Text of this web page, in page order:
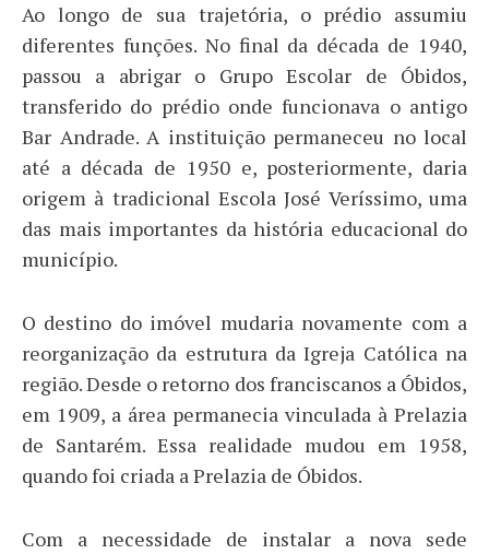
Ao longo de sua trajetória, o prédio assumiu
diferentes funções. No final da década de 1940,
passou a abrigar o Grupo Escolar de Óbidos,
transferido do prédio onde funcionava o antigo
Bar Andrade. A instituição permaneceu no local
até a década de 1950 e, posteriormente, daria
origem à tradicional Escola José Veríssimo, uma
das mais importantes da história educacional do
município.
O destino do imóvel mudaria novamente com a
reorganização da estrutura da Igreja Católica na
região. Desde o retorno dos franciscanos a Óbidos,
em 1909, a área permanecia vinculada à Prelazia
de Santarém. Essa realidade mudou em 1958,
quando foi criada a Prelazia de Óbidos.
Com a necessidade de instalar a nova sede